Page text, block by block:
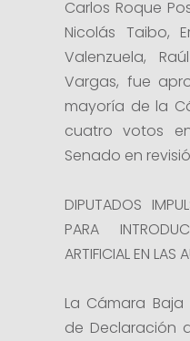
Carlos Roque
Nicolás Taibo,
Valenzuela,
Vargas, fue
mayoría de la
cuatro votos
Senado en
DIPUTADOS
PARA
ARTIFICIAL EN LAS
La Cámara
de Declaración